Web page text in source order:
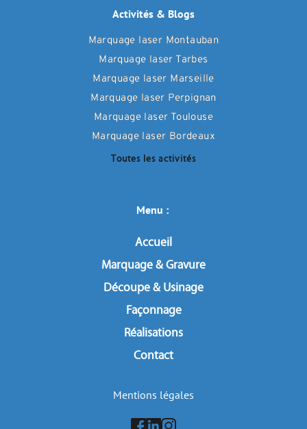
Activités & Blogs
Marquage laser Montauban
Marquage laser Tarbes
Marquage laser Marseille
Marquage laser Perpignan
Marquage laser Toulouse
Marquage laser Bordeaux
Toutes les activités
Menu :
Accueil
Marquage & Gravure
Découpe & Usinage
Façonnage
Réalisations
Contact
Mentions légales